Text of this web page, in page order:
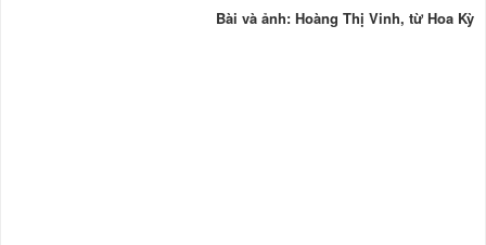
Bài và ảnh: Hoàng Thị Vinh, từ Hoa Kỳ